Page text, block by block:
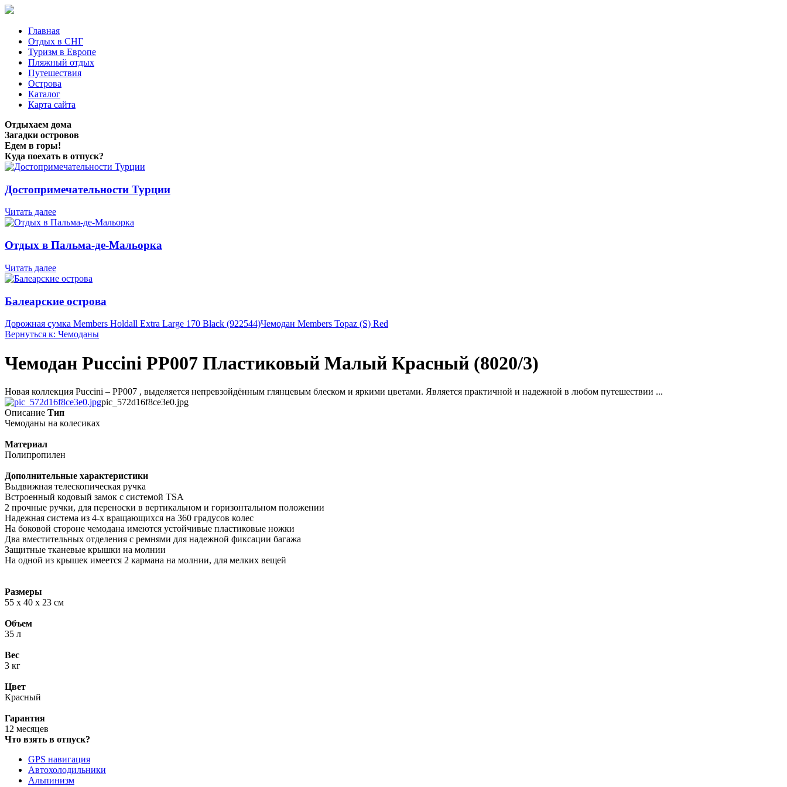
Главная
Отдых в СНГ
Туризм в Европе
Пляжный отдых
Путешествия
Острова
Каталог
Карта сайта
Отдыхаем дома
Загадки островов
Едем в горы!
Куда поехать в отпуск?
Достопримечательности Турции
Читать далее
Отдых в Пальма-де-Мальорка
Читать далее
Балеарские острова
Дорожная сумка Members Holdall Extra Large 170 Black (922544)Чемодан Members Topaz (S) Red
Вернуться к: Чемоданы
Чемодан Puccini PP007 Пластиковый Малый Красный (8020/3)
Новая коллекция Puccini – PP007 , выделяется непревзойдённым глянцевым блеском и яркими цветами. Является практичной и надежной в любом путешествии ...
pic_572d16f8ce3e0.jpg
Описание Тип
Чемоданы на колесиках
Материал
Полипропилен
Дополнительные характеристики
Выдвижная телескопическая ручка
Встроенный кодовый замок с системой TSA
2 прочные ручки, для переноски в вертикальном и горизонтальном положении
Надежная система из 4-х вращающихся на 360 градусов колес
На боковой стороне чемодана имеются устойчивые пластиковые ножки
Два вместительных отделения с ремнями для надежной фиксации багажа
Защитные тканевые крышки на молнии
На одной из крышек имеется 2 кармана на молнии, для мелких вещей
Размеры
55 х 40 х 23 см
Объем
35 л
Вес
3 кг
Цвет
Красный
Гарантия
12 месяцев
Что взять в отпуск?
GPS навигация
Автохолодильники
Альпинизм